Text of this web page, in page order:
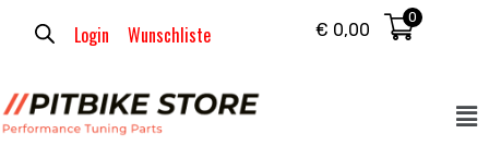
Login Wunschliste € 0,00
0